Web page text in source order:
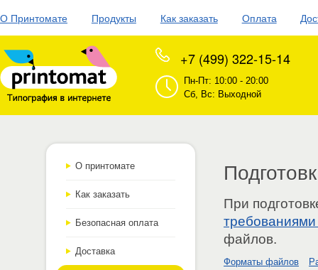
О Принтомате Продукты Как заказать Оплата
+7 (499) 322-15-14
Пн-Пт: 10:00 - 20:00
Сб, Вс: Выходной
О принтомате
Как заказать
Безопасная оплата
Доставка
При
файлов.
Форматы файлов